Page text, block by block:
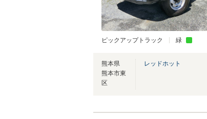
ピックアップトラック 緑
熊本県
熊本市東
区
レッドホット